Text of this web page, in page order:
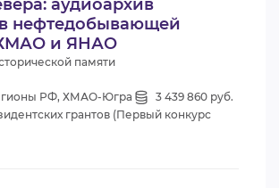
аудиоархив
нефтедобывающей
и ЯНАО
памяти
РФ, ХМАО-Югра
3 439 860 руб.
грантов (Первый конкурс